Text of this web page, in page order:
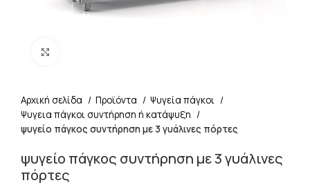
Αρχική σελίδα Προϊόντα
Ψυγεία πάγκοι
Ψυγεια πάγκοι συντήρηση ή κατάψυξη
ψυγείο πάγκος συντήρηση με 3 γυάλινες πόρτες
ψυγείο πάγκος συντήρηση με 3 γυάλινες
πόρτες